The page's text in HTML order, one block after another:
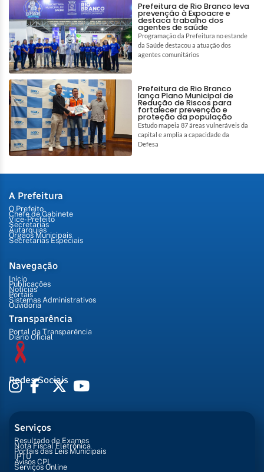
Prefeitura de Rio Branco leva
prevenção à Expoacre e
destaca trabalho dos
agentes de saúde
Programação da Prefeitura no estande
da Saúde destacou a atuação dos
agentes comunitários
Prefeitura de Rio Branco
lança Plano Municipal de
Redução de Riscos para
fortalecer prevenção e
proteção da população
Estudo mapeia 87 áreas vulneráveis da
capital e amplia a capacidade da
Defesa
A Prefeitura
O Prefeito
Chefe de Gabinete
Vice-Prefeito
Secretarias
Autarquias
Órgãos Municipais
Secretarias Especiais
Navegação
Início
Publicações
Notícias
Portais
Sistemas Administrativos
Ouvidoria
Transparência
Portal da Transparência
Diário Oficial
Redes Sociais
Serviços
Resultado de Exames
Nota Fiscal Eletrônica
Portais das Leis Municipais
IPTU
Avisos CPL
Serviços Online